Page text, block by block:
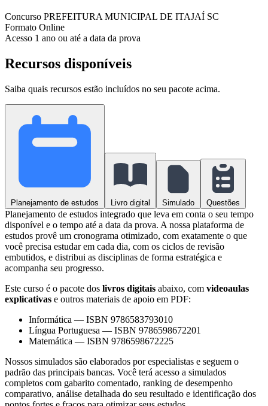
Concurso PREFEITURA MUNICIPAL DE ITAJAÍ SC
Formato Online
Acesso 1 ano ou até a data da prova
Recursos disponíveis
Saiba quais recursos estão incluídos no seu pacote acima.
Planejamento de estudos Livro digital Simulado Questões
Planejamento de estudos integrado que leva em conta o seu tempo
disponível e o tempo até a data da prova. A nossa plataforma de
estudos provê um cronograma otimizado, com exatamente o que
você precisa estudar em cada dia, com os ciclos de revisão
embutidos, e distribui as disciplinas de forma estratégica e
acompanha seu progresso.
Este curso é o pacote dos livros digitais abaixo, com videoaulas
explicativas e outros materiais de apoio em PDF:
Informática — ISBN 9786583793010
Língua Portuguesa — ISBN 9786598672201
Matemática — ISBN 9786598672225
Nossos simulados são elaborados por especialistas e seguem o
padrão das principais bancas. Você terá acesso a simulados
completos com gabarito comentado, ranking de desempenho
comparativo, análise detalhada do seu resultado e identificação dos